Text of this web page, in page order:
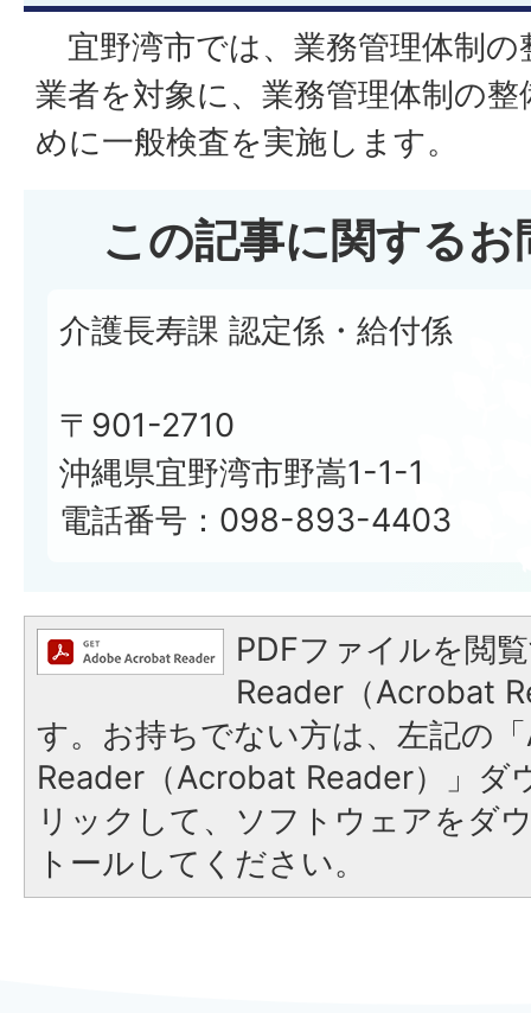
宜野湾市では、業務管理体制の
業者を対象に、業務管理体制の
めに一般検査を実施します。
この記事に関する
介護長寿課 認定係・給付係
〒901-2710
沖縄県宜野湾市野嵩1-1-1
電話番号：098-893-4403
PDFファイルを閲
Reader（Acrobat
す。お持ちでない方は、左記の
Reader（Acrobat Reader）」ダ
リックして、ソフトウェアをダ
トールしてください。